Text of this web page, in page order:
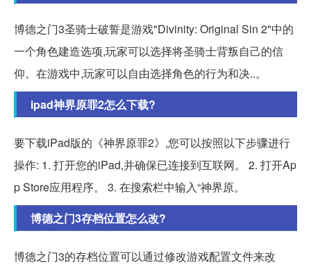
博德之门3圣骑士破誓是游戏"Divinity: Original Sin 2"中的
一个角色建造选项,玩家可以选择将圣骑士背叛自己的信
仰。在游戏中,玩家可以自由选择角色的行为和决..。
ipad神界原罪2怎么下载?
要下载iPad版的《神界原罪2》,您可以按照以下步骤进行
操作: 1. 打开您的iPad,并确保已连接到互联网。 2. 打开Ap
p Store应用程序。 3. 在搜索栏中输入“神界原。
博德之门3存档位置怎么改?
博德之门3的存档位置可以通过修改游戏配置文件来改